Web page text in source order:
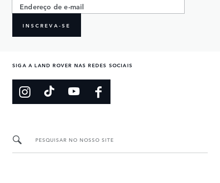
INSCREVA-SE
SIGA A LAND ROVER NAS REDES SOCIAIS
PESQUISAR NO NOSSO SITE